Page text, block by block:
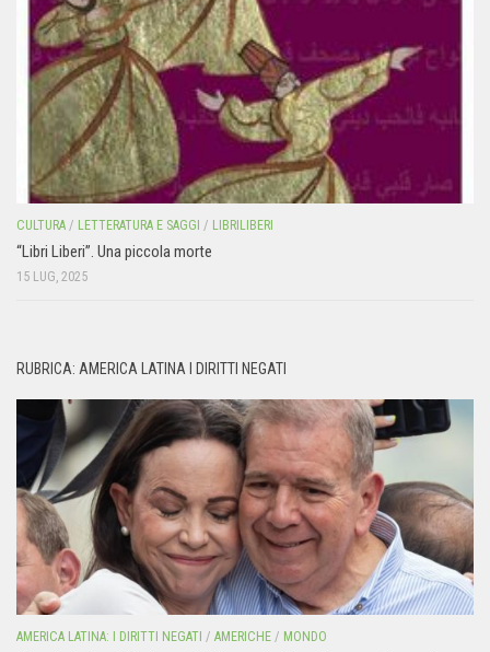
CULTURA / LETTERATURA E SAGGI / LIBRILIBERI
“Libri Liberi”. Una piccola morte
15 LUG, 2025
RUBRICA: AMERICA LATINA I DIRITTI NEGATI
AMERICA LATINA: I DIRITTI NEGATI / AMERICHE / MONDO